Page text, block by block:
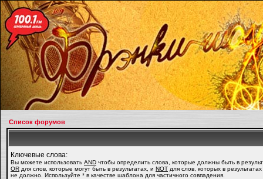
Список форумов
Ключевые слова:
Вы можете использовать AND чтобы определить слова, которые должны быть в
OR для слов, которые могут быть в результатах, и NOT для слов, которых в
не должно. Используйте * в качестве шаблона для частичного совпадения.